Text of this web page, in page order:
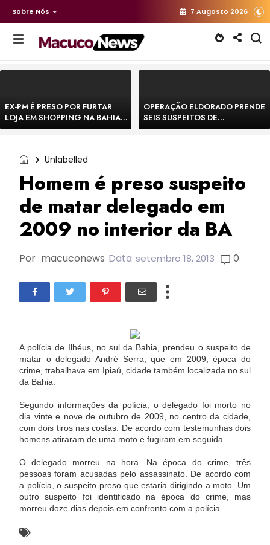
Sobre Nós 7 Augosto 2026
EX-PM É PRESO POR FURTAR
LOJA EM SHOPPING NA BAHIA E
ESCAPA CORRENDO DE
OPERAÇÃO ELDORADO PRENDE
SEIS SUSPEITOS DE
MOVIMENTAR R$ 25 MILHÕES
Unlabelled
Homem é preso suspeito
de matar delegado em
2009 no interior da BA
Por macuconews Data setembro 18, 2013 0
A polícia de Ilhéus, no sul da Bahia, prendeu o suspeito de
matar o delegado André Serra, que em 2009, época do
crime, trabalhava em Ipiaú, cidade também localizada no sul
da Bahia.
Segundo informações da polícia, o delegado foi morto no
dia vinte e nove de outubro de 2009, no centro da cidade,
com dois tiros nas costas. De acordo com testemunhas dois
homens atiraram de uma moto e fugiram em seguida.
O delegado morreu na hora. Na época do crime, três
pessoas foram acusadas pelo assassinato. De acordo com
a polícia, o suspeito preso que estaria dirigindo a moto. Um
outro suspeito foi identificado na época do crime, mas
morreu doze dias depois em confronto com a polícia.